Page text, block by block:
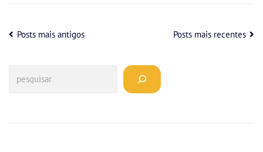
Posts mais antigos Posts mais recentes